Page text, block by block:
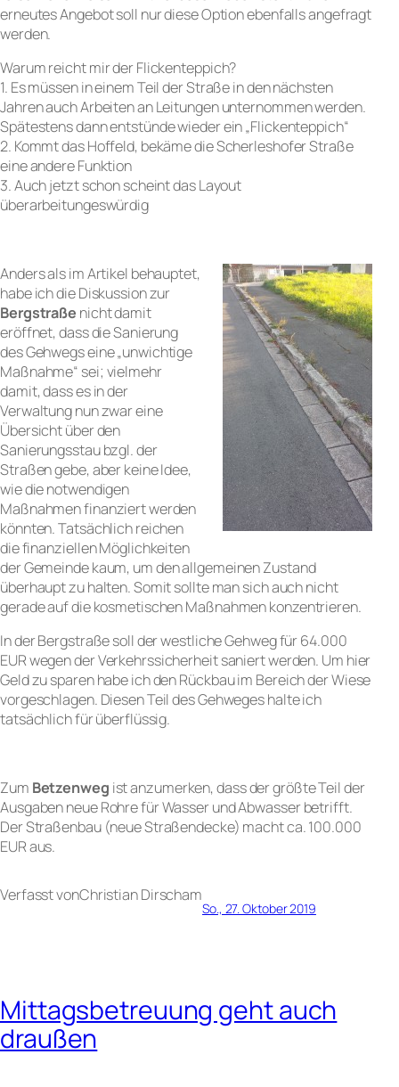
erneutes Angebot soll nur diese Option ebenfalls angefragt
werden.
Warum reicht mir der Flickenteppich?
1. Es müssen in einem Teil der Straße in den nächsten
Jahren auch Arbeiten an Leitungen unternommen werden.
Spätestens dann entstünde wieder ein „Flickenteppich“
2. Kommt das Hoffeld, bekäme die Scherleshofer Straße
eine andere Funktion
3. Auch jetzt schon scheint das Layout
überarbeitungeswürdig
Anders als im Artikel behauptet,
habe ich die Diskussion zur
Bergstraße nicht damit
eröffnet, dass die Sanierung
des Gehwegs eine „unwichtige
Maßnahme“ sei; vielmehr
damit, dass es in der
Verwaltung nun zwar eine
Übersicht über den
Sanierungsstau bzgl. der
Straßen gebe, aber keine Idee,
wie die notwendigen
Maßnahmen finanziert werden
könnten. Tatsächlich reichen
die finanziellen Möglichkeiten
der Gemeinde kaum, um den allgemeinen Zustand
überhaupt zu halten. Somit sollte man sich auch nicht
gerade auf die kosmetischen Maßnahmen konzentrieren.
In der Bergstraße soll der westliche Gehweg für 64.000
EUR wegen der Verkehrssicherheit saniert werden. Um hier
Geld zu sparen habe ich den Rückbau im Bereich der Wiese
vorgeschlagen. Diesen Teil des Gehweges halte ich
tatsächlich für überflüssig.
Zum Betzenweg ist anzumerken, dass der größte Teil der
Ausgaben neue Rohre für Wasser und Abwasser betrifft.
Der Straßenbau (neue Straßendecke) macht ca. 100.000
EUR aus.
Verfasst vonChristian Dirscham
So., 27. Oktober 2019
Mittagsbetreuung geht auch
draußen